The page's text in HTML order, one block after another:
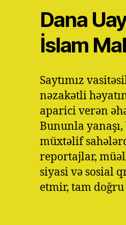
Dana
İslam
Saytımız
nəzakətli
aparici verən
Bununla
müxtəlif
reportajlar,
siyasi və sosial
etmir, tam doğru